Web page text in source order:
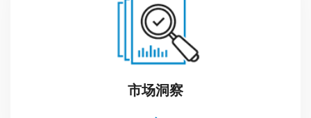
市场洞察